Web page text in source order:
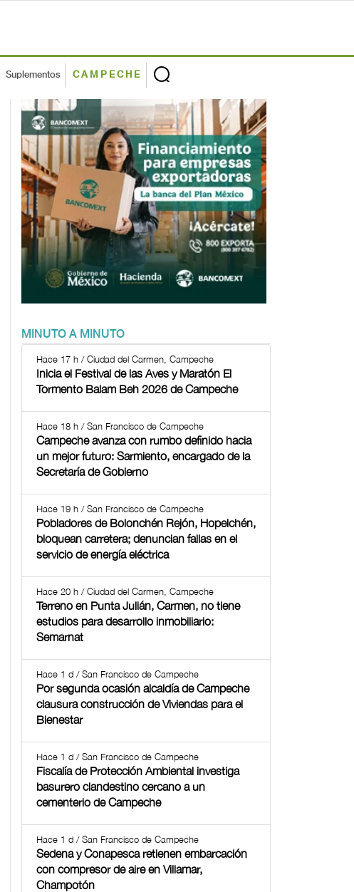
Suplementos CAMPECHE
MINUTO A MINUTO
Hace 17 h / Ciudad del Carmen, Campeche
Inicia el Festival de las Aves y Maratón El
Tormento Balam Beh 2026 de Campeche
Hace 18 h / San Francisco de Campeche
Campeche avanza con rumbo definido hacia
un mejor futuro: Sarmiento, encargado de la
Secretaría de Gobierno
Hace 19 h / San Francisco de Campeche
Pobladores de Bolonchén Rejón, Hopelchén,
bloquean carretera; denuncian fallas en el
servicio de energía eléctrica
Hace 20 h / Ciudad del Carmen, Campeche
Terreno en Punta Julián, Carmen, no tiene
estudios para desarrollo inmobiliario:
Semarnat
Hace 1 d / San Francisco de Campeche
Por segunda ocasión alcaldía de Campeche
clausura construcción de Viviendas para el
Bienestar
Hace 1 d / San Francisco de Campeche
Fiscalía de Protección Ambiental investiga
basurero clandestino cercano a un
cementerio de Campeche
Hace 1 d / San Francisco de Campeche
Sedena y Conapesca retienen embarcación
con compresor de aire en Villamar,
Champotón